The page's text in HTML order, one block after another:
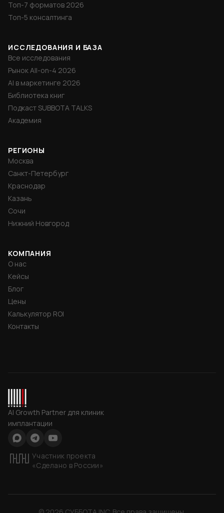
AI Growth Partner для клиник
имплантации
Max TelegramYouTube
Участник проекта
«Сделано в России»
Топ-7 форматов 2026
Топ-5 консалтинга
ИССЛЕДОВАНИЯ И БАЗА
Все исследования
Рынок All-on-4 2026
AI в маркетинге 2026
Библиотека книг
Подкаст SUBBOTA TALKS
Академия
РЕГИОНЫ
Москва
Санкт-Петербург
Краснодар
Казань
Сочи
Нижний Новгород
КОМПАНИЯ
О нас
Кейсы
Блог
Цены
Калькулятор ROI
Контакты